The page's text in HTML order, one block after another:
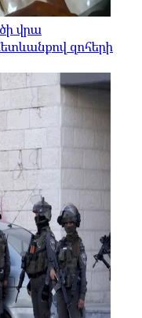
վրա
զոհերի